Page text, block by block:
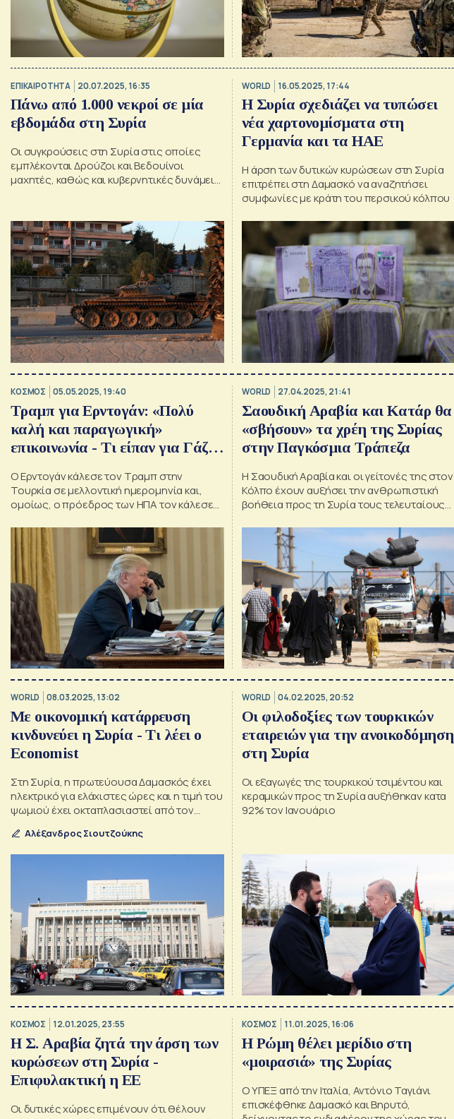
ΕΠΙΚΑΙΡΟΤΗΤΑ 20.07.2025, 16:35
Πάνω από 1.000 νεκροί σε μία
εβδομάδα στη Συρία
Οι συγκρούσεις στη Συρία στις οποίες
εμπλέκονται Δρούζοι και Βεδουίνοι
μαχητές, καθώς και κυβερνητικές δυνάμεις
WORLD 16.05.2025, 17:44
Η Συρία σχεδιάζει να τυπώσει
νέα χαρτονομίσματα στη
Γερμανία και τα ΗΑΕ
Η άρση των δυτικών κυρώσεων στη Συρία
επιτρέπει στη Δαμασκό να αναζητήσει
συμφωνίες με κράτη του περσικού κόλπου
ΚΟΣΜΟΣ 05.05.2025, 19:40
Τραμπ για Ερντογάν: «Πολύ
καλή και παραγωγική»
επικοινωνία - Τι είπαν για Γάζα
Ο Ερντογάν κάλεσε τον Τραμπ στην
Τουρκία σε μελλοντική ημερομηνία και,
ομοίως, ο πρόεδρος των ΗΠΑ τον κάλεσε
WORLD 27.04.2025, 21:41
Σαουδική Αραβία και Κατάρ θα
«σβήσουν» τα χρέη της Συρίας
στην Παγκόσμια Τράπεζα
Η Σαουδική Αραβία και οι γείτονές της στον
Κόλπο έχουν αυξήσει την ανθρωπιστική
βοήθεια προς τη Συρία τους τελευταίους
WORLD 08.03.2025, 13:02
Με οικονομική κατάρρευση
κινδυνεύει η Συρία - Τι λέει ο
Economist
Στη Συρία, η πρωτεύουσα Δαμασκός έχει
ηλεκτρικό για ελάχιστες ώρες και η τιμή του
ψωμιού έχει οκταπλασιαστεί από τον
Αλέξανδρος Σιουτζούκης
WORLD 04.02.2025, 20:52
Οι φιλοδοξίες των τουρκικών
εταιρειών για την ανοικοδόμηση
στη Συρία
Οι εξαγωγές της τουρκικού τσιμέντου και
κεραμικών προς τη Συρία αυξήθηκαν κατα
92% τον Ιανουάριο
ΚΟΣΜΟΣ 12.01.2025, 23:55
Η Σ. Αραβία ζητά την άρση των
κυρώσεων στη Συρία -
Επιφυλακτική η ΕΕ
Οι δυτικές χώρες επιμένουν ότι θέλουν
ΚΟΣΜΟΣ 11.01.2025, 16:06
Η Ρώμη θέλει μερίδιο στη
«μοιρασιά» της Συρίας
Ο ΥΠΕΞ από την Ιταλία, Αντόνιο Ταγιάνι
επισκέφθηκε Δαμασκό και Βηρυτό,